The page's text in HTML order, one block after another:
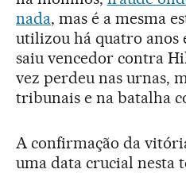
nada, mas é a mesma
utilizou há quatro anos
saiu vencedor contra
vez perdeu nas urnas,
tribunais e na batalha
A confirmação da
uma data crucial nesta